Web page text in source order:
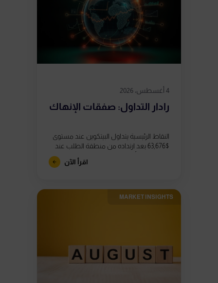
4 أغسطس، 2026
رادار التداول: صفقات الإنهاك
النقاط الرئيسية يتداول البيتكوين عند مستوى
$63,676 بعد ارتداده من منطقة الطلب عند
$62,800، إلا أن ظهور ثلاثة تباعدات هبوطية
اقرأ الآن
MARKET INSIGHTS​